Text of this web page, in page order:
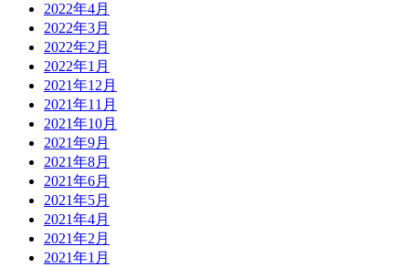
2022年4月
2022年3月
2022年2月
2022年1月
2021年12月
2021年11月
2021年10月
2021年9月
2021年8月
2021年6月
2021年5月
2021年4月
2021年2月
2021年1月